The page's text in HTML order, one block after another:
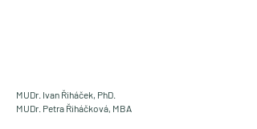
MUDr. Ivan Řiháček, PhD.
MUDr. Petra Řiháčková, MBA